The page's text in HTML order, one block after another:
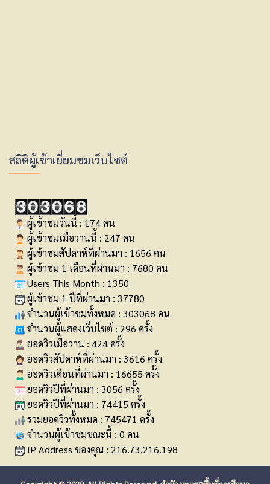
สถิติผู้เข้าเยี่ยมชมเว็บไซต์
ผู้เข้าชมวันนี้ : 174 คน
ผู้เข้าชมเมื่อวานนี้ : 247 คน
ผู้เข้าชมสัปดาห์ที่ผ่านมา : 1656 คน
ผู้เข้าชม 1 เดือนที่ผ่านมา : 7680 คน
Users This Month : 1350
ผู้เข้าชม 1 ปีที่ผ่านมา : 37780
จำนวนผู้เข้าชมทั้งหมด : 303068 คน
จำนวนผู้แสดงเว็บไซต์ : 296 ครั้ง
ยอดวิวเมื่อวาน : 424 ครั้ง
ยอดวิวสัปดาห์ที่ผ่านมา : 3616 ครั้ง
ยอดวิวเดือนที่ผ่านมา : 16655 ครั้ง
ยอดวิวปีที่ผ่านมา : 3056 ครั้ง
ยอดวิวปีที่ผ่านมา : 74415 ครั้ง
รวมยอดวิวทั้งหมด : 745471 ครั้ง
จำนวนผู้เข้าชมขณะนี้ : 0 คน
IP Address ของคุณ : 216.73.216.198